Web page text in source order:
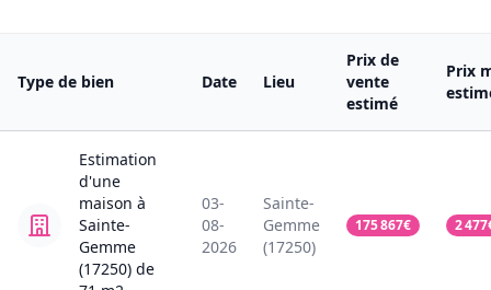
Type de bien Date Lieu
Prix de
vente
estimé
Prix
Estimation
d'une
maison à
Sainte-
Gemme
(17250) de
03-
08-
2026
Sainte-
Gemme
(17250)
175 867€ 2 477